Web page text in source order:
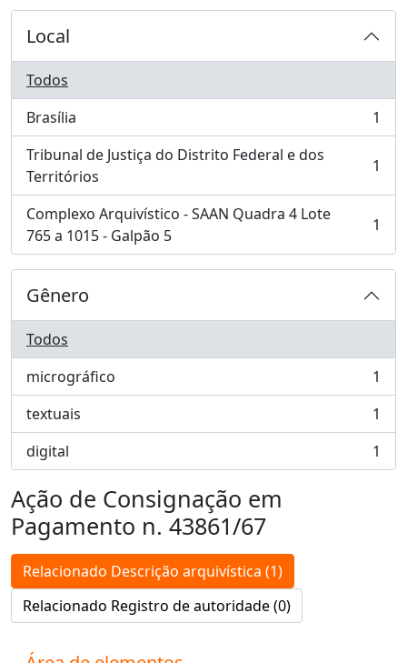
Local
Todos
Brasília
, 1 resultados
1
Tribunal de Justiça do Distrito Federal e dos
Territórios
, 1 resultados 1
Complexo Arquivístico - SAAN Quadra 4 Lote
765 a 1015 - Galpão 5
, 1 resultados 1
Gênero
Todos
micrográfico
, 1 resultados
1
textuais
, 1 resultados
1
digital
, 1 resultados 1
Ação de Consignação em
Pagamento n. 43861/67
Relacionado Descrição arquivística (1)
Relacionado Registro de autoridade (0)